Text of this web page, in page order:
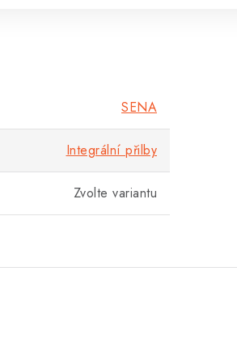
SENA
Integrální přilby
Zvolte variantu